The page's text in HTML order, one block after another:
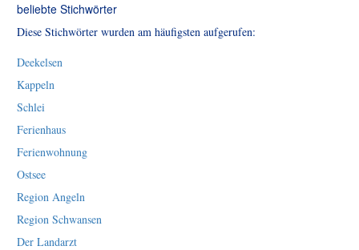
beliebte Stichwörter
Diese Stichwörter wurden am häufigsten aufgerufen:
Deekelsen
Kappeln
Schlei
Ferienhaus
Ferienwohnung
Ostsee
Region Angeln
Region Schwansen
Der Landarzt